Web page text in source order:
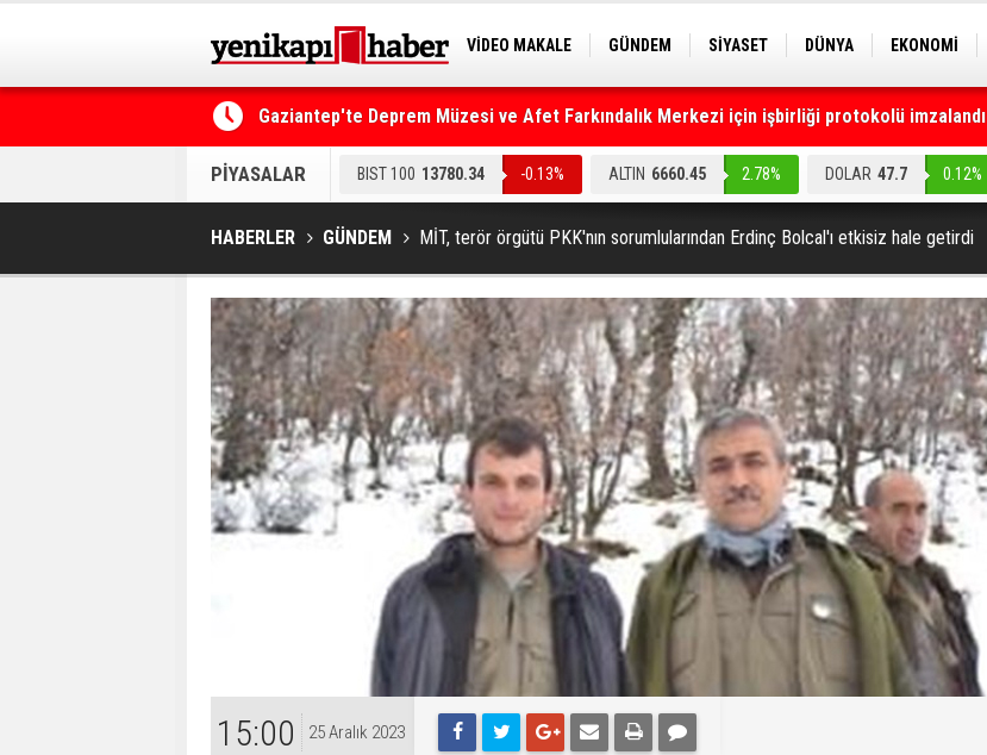
VİDEO MAKALE GÜNDEM SİYASET DÜNYA EKONOMİ
Gaziantep'te Deprem Müzesi ve Afet Farkındalık Merkezi için işbirliği protokolü imzalandı
PİYASALAR BIST 100 13780.34 -0.13% ALTIN 6660.45 2.78% DOLAR 47.7 0.12%
HABERLER GÜNDEM MİT, terör örgütü PKK'nın sorumlularından Erdinç Bolcal'ı etkisiz hale getirdi
15:00 25 Aralık 2023